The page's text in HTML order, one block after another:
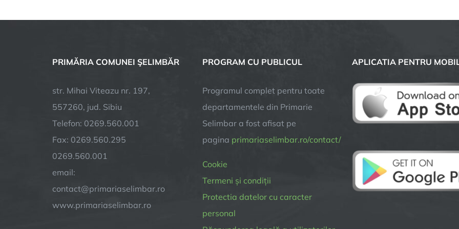
bicicliști,
în
PRIMĂRIA COMUNEI ŞELIMBĂR
str. Mihai Viteazu nr. 197,
557260, jud. Sibiu
Telefon: 0269.560.001
Fax: 0269.560.295
0269.560.001
email:
contact@primariaselimbar.ro
www.primariaselimbar.ro
PROGRAM CU PUBLICUL
Programul complet pentru toate
departamentele din Primarie
Selimbar a fost afisat pe
pagina primariaselimbar.ro/contact/
Cookie
Termeni și condiții
Protectia datelor cu caracter
personal
APLICATIA PENTRU